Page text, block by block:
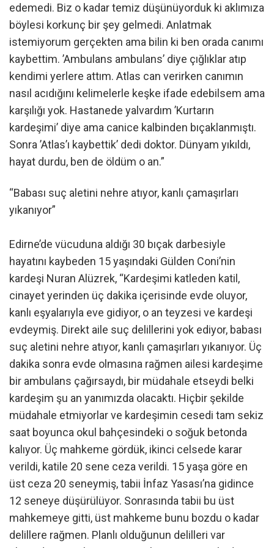
edemedi. Biz o kadar temiz düşünüyorduk ki aklımıza
böylesi korkunç bir şey gelmedi. Anlatmak
istemiyorum gerçekten ama bilin ki ben orada canımı
kaybettim. ’Ambulans ambulans’ diye çığlıklar atıp
kendimi yerlere attım. Atlas can verirken canımın
nasıl acıdığını kelimelerle keşke ifade edebilsem ama
karşılığı yok. Hastanede yalvardım ’Kurtarın
kardeşimi’ diye ama canice kalbinden bıçaklanmıştı.
Sonra ’Atlas’ı kaybettik’ dedi doktor. Dünyam yıkıldı,
hayat durdu, ben de öldüm o an.”
“Babası suç aletini nehre atıyor, kanlı çamaşırları
yıkanıyor”
Edirne’de vücuduna aldığı 30 bıçak darbesiyle
hayatını kaybeden 15 yaşındaki Gülden Coni’nin
kardeşi Nuran Alüzrek, “Kardeşimi katleden katil,
cinayet yerinden üç dakika içerisinde evde oluyor,
kanlı eşyalarıyla eve gidiyor, o an teyzesi ve kardeşi
evdeymiş. Direkt aile suç delillerini yok ediyor, babası
suç aletini nehre atıyor, kanlı çamaşırları yıkanıyor. Üç
dakika sonra evde olmasına rağmen ailesi kardeşime
bir ambulans çağırsaydı, bir müdahale etseydi belki
kardeşim şu an yanımızda olacaktı. Hiçbir şekilde
müdahale etmiyorlar ve kardeşimin cesedi tam sekiz
saat boyunca okul bahçesindeki o soğuk betonda
kalıyor. Üç mahkeme gördük, ikinci celsede karar
verildi, katile 20 sene ceza verildi. 15 yaşa göre en
üst ceza 20 seneymiş, tabii İnfaz Yasası’na gidince
12 seneye düşürülüyor. Sonrasında tabii bu üst
mahkemeye gitti, üst mahkeme bunu bozdu o kadar
delillere rağmen. Planlı olduğunun delilleri var